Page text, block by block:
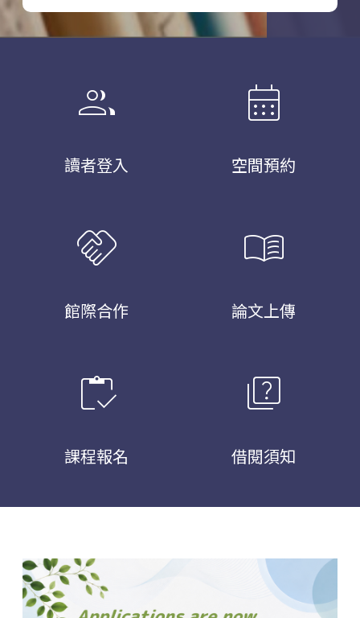
group
讀者登入
calendar_month
空間預約
handshake
館際合作
menu_book
論文上傳
inventory
課程報名
quiz
借閱須知